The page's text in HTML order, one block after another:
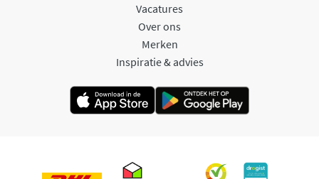
Vacatures
Over ons
Merken
Inspiratie & advies